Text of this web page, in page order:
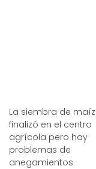
La siembra de
finalizó en el centro
agrícola pero hay
problemas de
anegamientos